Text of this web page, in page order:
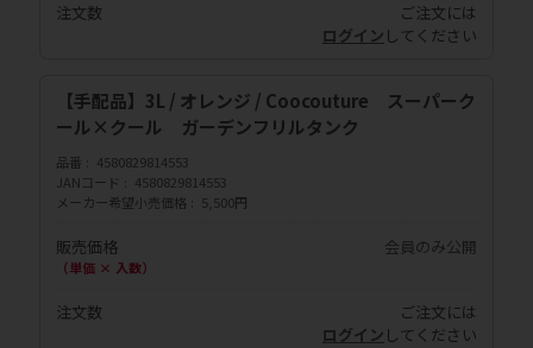
注文数
ご注文には
ログイン してください
【手配品】3L / オレンジ / Coocouture スーパーク
ール×クール ガーデンフリルタンク
品番
4580829814553
JANコード
4580829814553
メーカー希望小売価格
5,500円
販売価格
（単価 × 入数）
会員のみ公開
注文数
ご注文には
ログイン してください